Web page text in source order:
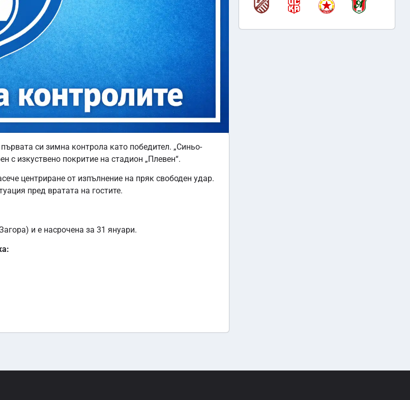
си зимна контрола като победител. „Синьо-
с изкуствено покритие на стадион „Плевен“.
центриране от изпълнение на пряк свободен удар.
пред вратата на гостите.
и е насрочена за 31 януари.